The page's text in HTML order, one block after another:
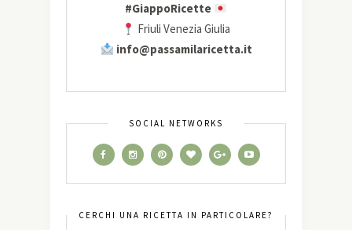
#GiappoRicette
Friuli Venezia Giulia
info@passamilaricetta.it
SOCIAL NETWORKS
CERCHI UNA RICETTA IN PARTICOLARE?